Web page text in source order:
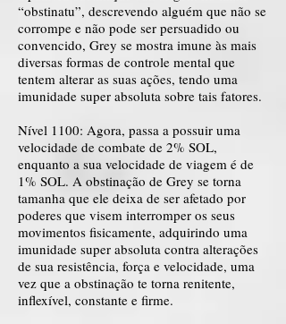
“obstinatu”, descrevendo alguém que não se
corrompe e não pode ser persuadido ou
convencido, Grey se mostra imune às mais
diversas formas de controle mental que
tentem alterar as suas ações, tendo uma
imunidade super absoluta sobre tais fatores.
Nível 1100: Agora, passa a possuir uma
velocidade de combate de 2% SOL,
enquanto a sua velocidade de viagem é de
1% SOL. A obstinação de Grey se torna
tamanha que ele deixa de ser afetado por
poderes que visem interromper os seus
movimentos fisicamente, adquirindo uma
imunidade super absoluta contra alterações
de sua resistência, força e velocidade, uma
vez que a obstinação te torna renitente,
inflexível, constante e firme.